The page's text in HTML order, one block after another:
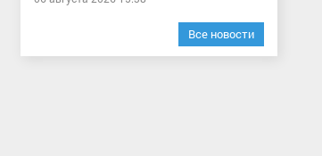
Все новости